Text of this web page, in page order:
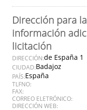
Dirección para
información
licitación
DIRECCIÓN:de España 1
CIUDAD:Badajoz
PAÍS:España
TLFNO:
FAX:
CORREO ELETRÓNICO:
DIRECCIÓN WEB: